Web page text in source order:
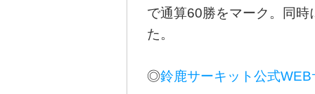
で通算60勝をマーク。同
た。
◎鈴鹿サーキット公式